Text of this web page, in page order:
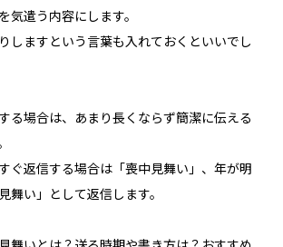
気遣う内容にします。
しますという言葉も入れておくといいでし
る場合は、あまり長くならず簡潔に伝える
ぐ返信する場合は「喪中見舞い」、年が明
舞い」として返信します。